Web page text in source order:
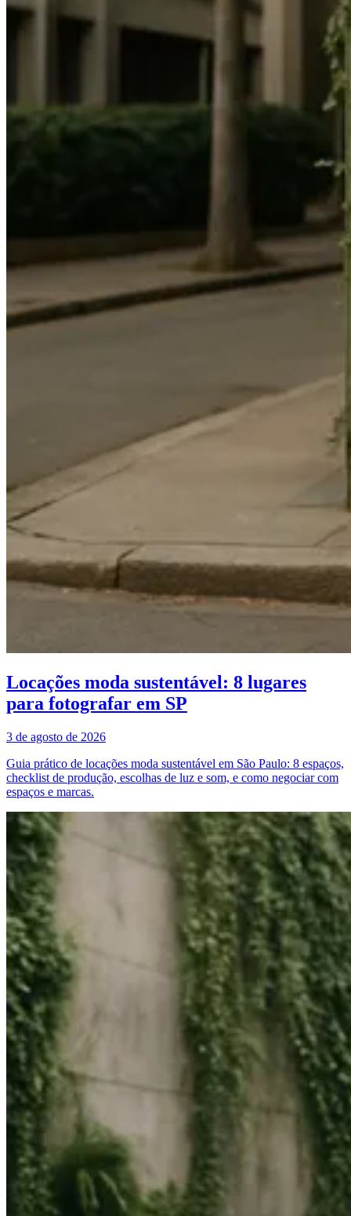
Locações moda sustentável: 8 lugares
para fotografar em SP
3 de agosto de 2026
Guia prático de locações moda sustentável em São Paulo: 8 espaços,
checklist de produção, escolhas de luz e som, e como negociar com
espaços e marcas.